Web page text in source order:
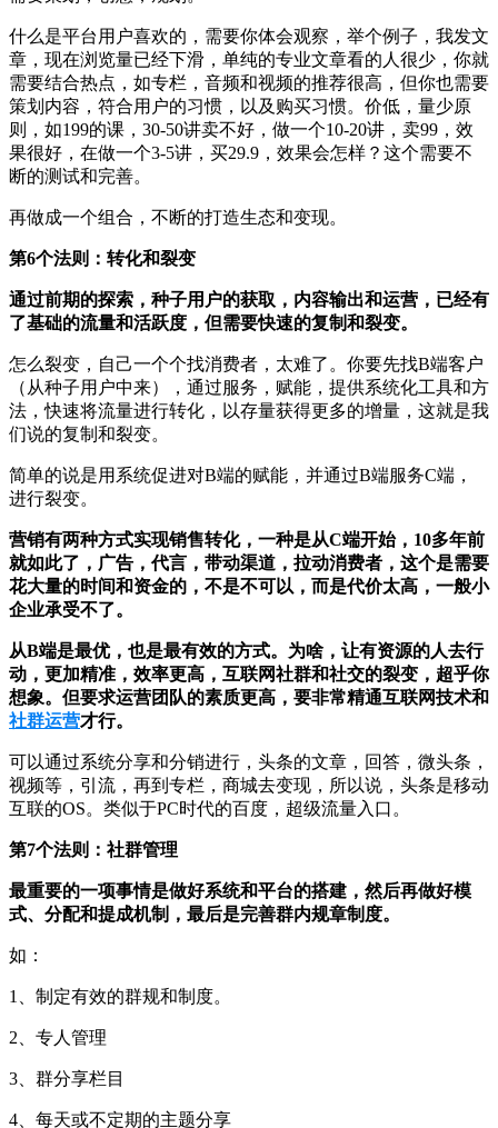
什么是平台用户喜欢的，需要你体会观察，举个例子，我发文
章，现在浏览量已经下滑，单纯的专业文章看的人很少，你就
需要结合热点，如专栏，音频和视频的推荐很高，但你也需要
策划内容，符合用户的习惯，以及购买习惯。价低，量少原
则，如199的课，30-50讲卖不好，做一个10-20讲，卖99，效
果很好，在做一个3-5讲，买29.9，效果会怎样？这个需要不
断的测试和完善。
再做成一个组合，不断的打造生态和变现。
第6个法则：转化和裂变
通过前期的探索，种子用户的获取，内容输出和运营，已经有
了基础的流量和活跃度，但需要快速的复制和裂变。
怎么裂变，自己一个个找消费者，太难了。你要先找B端客户
（从种子用户中来），通过服务，赋能，提供系统化工具和方
法，快速将流量进行转化，以存量获得更多的增量，这就是我
们说的复制和裂变。
简单的说是用系统促进对B端的赋能，并通过B端服务C端，
进行裂变。
营销有两种方式实现销售转化，一种是从C端开始，10多年前
就如此了，广告，代言，带动渠道，拉动消费者，这个是需要
花大量的时间和资金的，不是不可以，而是代价太高，一般小
企业承受不了。
从B端是最优，也是最有效的方式。为啥，让有资源的人去行
动，更加精准，效率更高，互联网社群和社交的裂变，超乎你
想象。但要求运营团队的素质更高，要非常精通互联网技术和
社群运营才行。
可以通过系统分享和分销进行，头条的文章，回答，微头条，
视频等，引流，再到专栏，商城去变现，所以说，头条是移动
互联的OS。类似于PC时代的百度，超级流量入口。
第7个法则：社群管理
最重要的一项事情是做好系统和平台的搭建，然后再做好模
式、分配和提成机制，最后是完善群内规章制度。
如：
1、制定有效的群规和制度。
2、专人管理
3、群分享栏目
4、每天或不定期的主题分享